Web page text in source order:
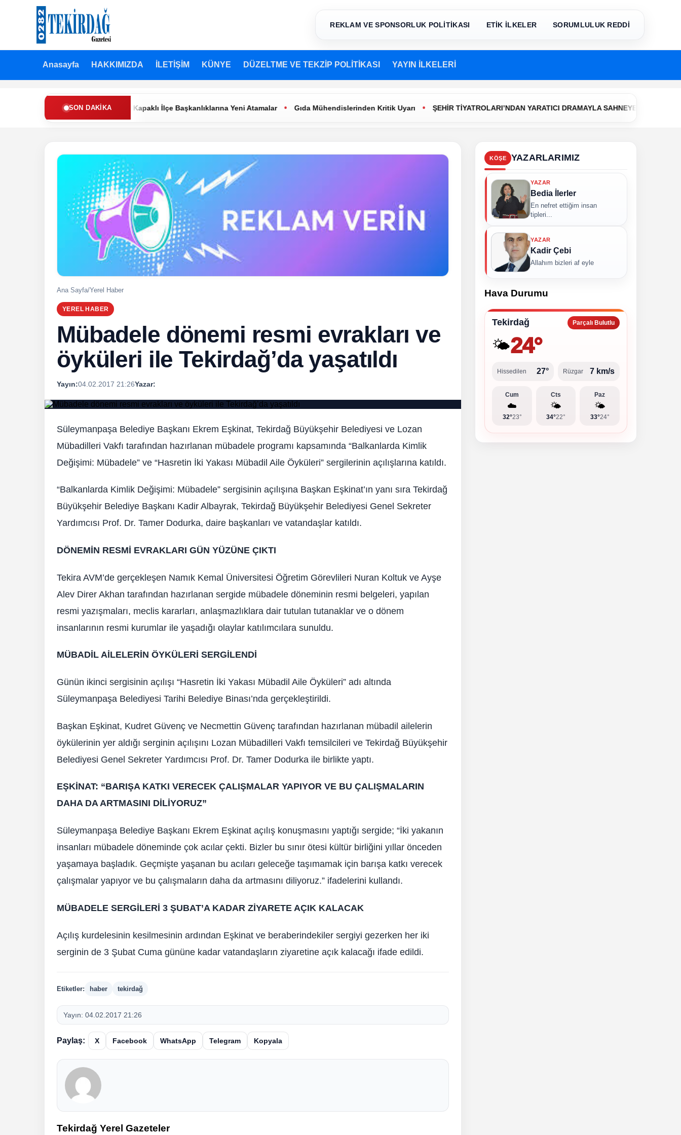
REKLAM VE SPONSORLUK POLİTİKASI ETİK İLKELER SORUMLULUK REDDİ
Anasayfa HAKKIMIZDA İLETİŞİM KÜNYE DÜZELTME VE TEKZİP POLİTİKASI YAYIN İLKELERİ
SON DAKIKA
Refah Partisi’nde Muratlı ve Kapaklı İlçe Başkanlıklarına Yeni Atamalar • Gıda Mühendislerinden Kritik Uyarı • ŞEHİR TİYATROLARI’NDAN YARATICI DRAMAYLA SAHNEYE İLK ADIM
Ana Sayfa/Yerel Haber
YEREL HABER
Mübadele dönemi resmi evrakları ve
öyküleri ile Tekirdağ’da yaşatıldı
Yayın:04.02.2017 21:26Yazar:
Süleymanpaşa Belediye Başkanı Ekrem Eşkinat, Tekirdağ Büyükşehir Belediyesi ve Lozan
Mübadilleri Vakfı tarafından hazırlanan mübadele programı kapsamında “Balkanlarda Kimlik
Değişimi: Mübadele” ve “Hasretin İki Yakası Mübadil Aile Öyküleri” sergilerinin açılışlarına katıldı.
“Balkanlarda Kimlik Değişimi: Mübadele” sergisinin açılışına Başkan Eşkinat’ın yanı sıra Tekirdağ
Büyükşehir Belediye Başkanı Kadir Albayrak, Tekirdağ Büyükşehir Belediyesi Genel Sekreter
Yardımcısı Prof. Dr. Tamer Dodurka, daire başkanları ve vatandaşlar katıldı.
DÖNEMİN RESMİ EVRAKLARI GÜN YÜZÜNE ÇIKTI
Tekira AVM’de gerçekleşen Namık Kemal Üniversitesi Öğretim Görevlileri Nuran Koltuk ve Ayşe
Alev Direr Akhan tarafından hazırlanan sergide mübadele döneminin resmi belgeleri, yapılan
resmi yazışmaları, meclis kararları, anlaşmazlıklara dair tutulan tutanaklar ve o dönem
insanlarının resmi kurumlar ile yaşadığı olaylar katılımcılara sunuldu.
MÜBADİL AİLELERİN ÖYKÜLERİ SERGİLENDİ
Günün ikinci sergisinin açılışı “Hasretin İki Yakası Mübadil Aile Öyküleri” adı altında
Süleymanpaşa Belediyesi Tarihi Belediye Binası’nda gerçekleştirildi.
Başkan Eşkinat, Kudret Güvenç ve Necmettin Güvenç tarafından hazırlanan mübadil ailelerin
öykülerinin yer aldığı serginin açılışını Lozan Mübadilleri Vakfı temsilcileri ve Tekirdağ Büyükşehir
Belediyesi Genel Sekreter Yardımcısı Prof. Dr. Tamer Dodurka ile birlikte yaptı.
EŞKİNAT: “BARIŞA KATKI VERECEK ÇALIŞMALAR YAPIYOR VE BU ÇALIŞMALARIN
DAHA DA ARTMASINI DİLİYORUZ”
Süleymanpaşa Belediye Başkanı Ekrem Eşkinat açılış konuşmasını yaptığı sergide; “İki yakanın
insanları mübadele döneminde çok acılar çekti. Bizler bu sınır ötesi kültür birliğini yıllar önceden
yaşamaya başladık. Geçmişte yaşanan bu acıları geleceğe taşımamak için barışa katkı verecek
çalışmalar yapıyor ve bu çalışmaların daha da artmasını diliyoruz.” ifadelerini kullandı.
MÜBADELE SERGİLERİ 3 ŞUBAT’A KADAR ZİYARETE AÇIK KALACAK
Açılış kurdelesinin kesilmesinin ardından Eşkinat ve beraberindekiler sergiyi gezerken her iki
serginin de 3 Şubat Cuma gününe kadar vatandaşların ziyaretine açık kalacağı ifade edildi.
Etiketler: haber tekirdağ
Yayın: 04.02.2017 21:26
Paylaş: X Facebook WhatsApp Telegram Kopyala
Tekirdağ Yerel Gazeteler
KÖŞE YAZARLARIMIZ
YAZAR
Bedia İlerler
En nefret ettiğim insan
tipleri...
YAZAR
Kadir Çebi
Allahım bizleri af eyle
Hava Durumu
Tekirdağ Parçalı Bulutlu
🌤️24°
Hissedilen 27° Rüzgar 7 km/s
Cum
☁️
32°23°
Cts
🌤️
34°22°
Paz
🌤️
33°24°